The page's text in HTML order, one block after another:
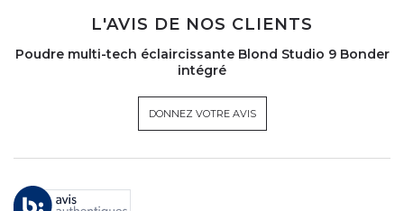
L'AVIS DE NOS CLIENTS
Poudre multi-tech éclaircissante Blond Studio 9 Bonder
intégré
DONNEZ VOTRE AVIS